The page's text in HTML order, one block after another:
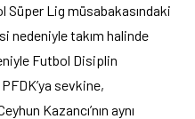
Süper Lig müsabakasındaki
nedeniyle takım halinde
Futbol Disiplin
sevkine,
Kazancı’nın aynı